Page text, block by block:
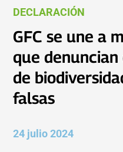
DECLARACIÓN
GFC se une a
que
de
falsas
24 julio 2024